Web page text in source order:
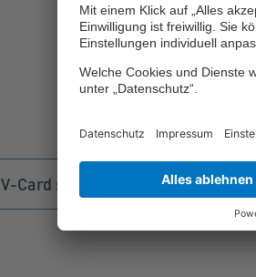
V-Card speichern